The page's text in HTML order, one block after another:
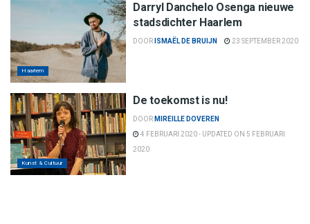
Haarlem
Darryl Danchelo Osenga nieuwe
stadsdichter Haarlem
DOOR ISMAËL DE BRUIJN 23 SEPTEMBER 2020
Kunst & Cultuur
De toekomst is nu!
DOOR MIREILLE DOVEREN
4 FEBRUARI 2020 - UPDATED ON 5 FEBRUARI
2020